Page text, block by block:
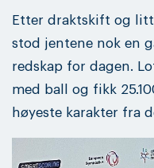
Etter draktskift og
stod jentene nok en
redskap for dagen.
med ball og fikk
høyeste karakter fra